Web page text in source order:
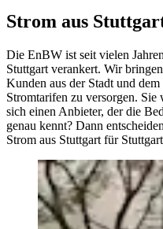
Strom aus
Die EnBW ist seit vielen
Stuttgart verankert. Wir
Kunden aus der Stadt und
Stromtarifen zu versorgen.
sich einen Anbieter, der die
genau kennt? Dann
Strom aus Stuttgart für